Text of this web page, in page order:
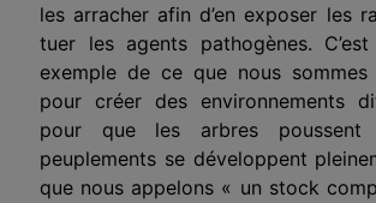
les arracher afin d’en exposer les
tuer les agents pathogènes. C’est
exemple de ce que nous
pour créer des environnements
pour que les arbres
peuplements se développent
que nous appelons « un stock